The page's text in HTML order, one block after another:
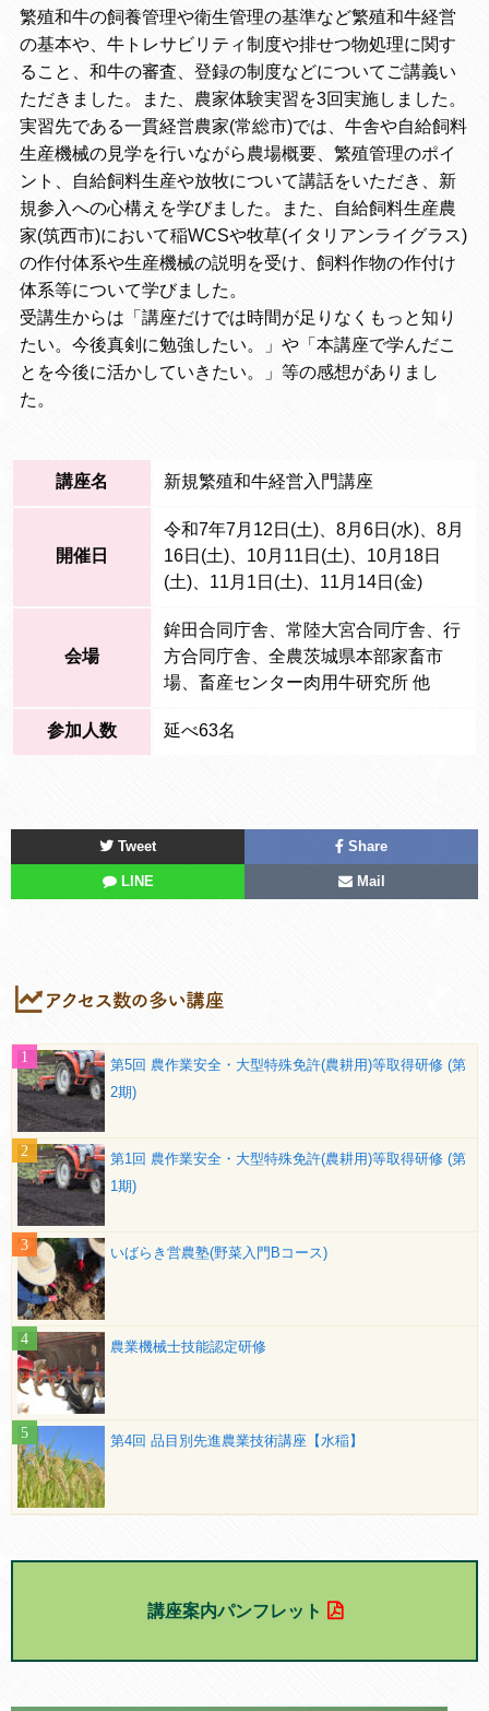
繁殖和牛の飼養管理や衛生管理の基準など繁殖和牛経営
の基本や、牛トレサビリティ制度や排せつ物処理に関す
ること、和牛の審査、登録の制度などについてご講義い
ただきました。また、農家体験実習を3回実施しました。
実習先である一貫経営農家(常総市)では、牛舎や自給飼料
生産機械の見学を行いながら農場概要、繁殖管理のポイ
ント、自給飼料生産や放牧について講話をいただき、新
規参入への心構えを学びました。また、自給飼料生産農
家(筑西市)において稲WCSや牧草(イタリアンライグラス)
の作付体系や生産機械の説明を受け、飼料作物の作付け
体系等について学びました。
受講生からは「講座だけでは時間が足りなくもっと知り
たい。今後真剣に勉強したい。」や「本講座で学んだこ
とを今後に活かしていきたい。」等の感想がありまし
た。
講座名 新規繁殖和牛経営入門講座
開催日
令和7年7月12日(土)、8月6日(水)、8月
16日(土)、10月11日(土)、10月18日
(土)、11月1日(土)、11月14日(金)
会場
鉾田合同庁舎、常陸大宮合同庁舎、行
方合同庁舎、全農茨城県本部家畜市
場、畜産センター肉用牛研究所 他
参加人数 延べ63名
Tweet Share
LINE Mail
第5回 農作業安全・大型特殊免許(農耕用)等取得研修 (第
2期)
第1回 農作業安全・大型特殊免許(農耕用)等取得研修 (第
1期)
いばらき営農塾(野菜入門Bコース)
農業機械士技能認定研修
第4回 品目別先進農業技術講座【水稲】
講座案内パンフレット